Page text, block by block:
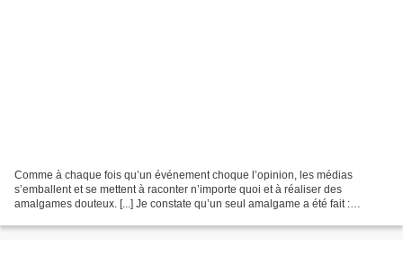
Comme à chaque fois qu’un événement choque l’opinion, les médias
s’emballent et se mettent à raconter n’importe quoi et à réaliser des
amalgames douteux. [...] Je constate qu’un seul amalgame a été fait :